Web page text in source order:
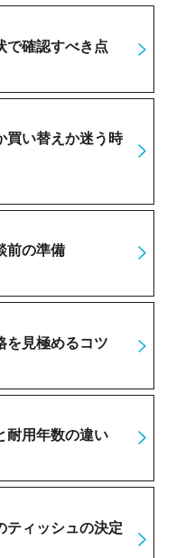
で確認すべき点
買い替えか迷う時
前の準備
を見極めるコツ
耐用年数の違い
ティッシュの決定